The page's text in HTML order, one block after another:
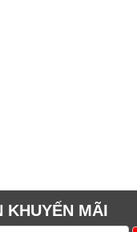
KHUYẾN MÃI